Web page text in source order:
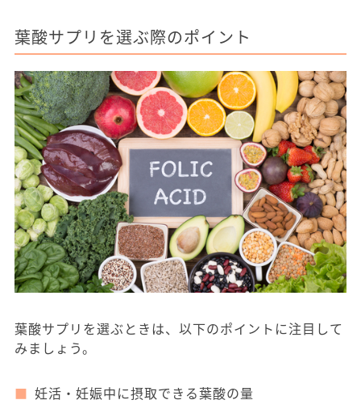
葉酸サプリを選ぶ際のポイント
葉酸サプリを選ぶときは、以下のポイントに注目して
みましょう。
妊活・妊娠中に摂取できる葉酸の量